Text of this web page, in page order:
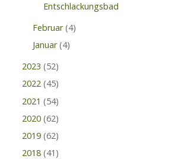
Entschlackungsbad
Februar (4)
Januar (4)
2023 (52)
2022 (45)
2021 (54)
2020 (62)
2019 (62)
2018 (41)